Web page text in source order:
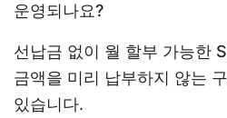
운영되나요?
선납금 없이 월 할부 가능한
금액을 미리 납부하지 않는
있습니다.